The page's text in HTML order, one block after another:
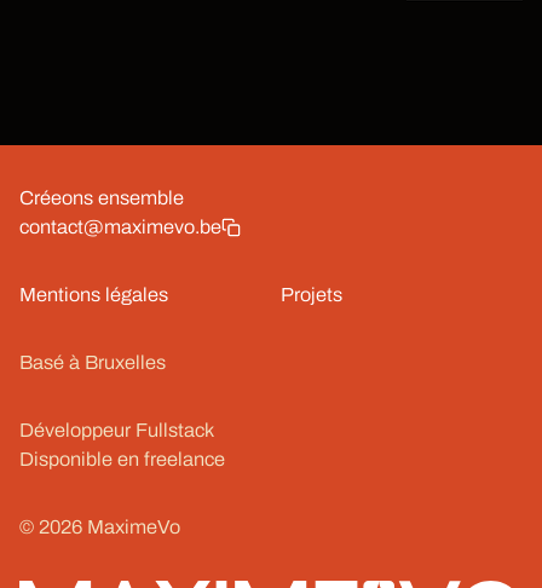
Créeons ensemble
contact@maximevo.be
Mentions légales Projets
Basé à Bruxelles
Développeur Fullstack
Disponible en freelance
© 2026 MaximeVo